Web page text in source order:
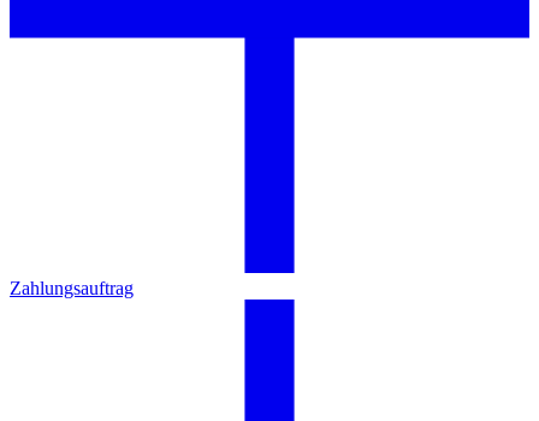
Zahlungsauftrag